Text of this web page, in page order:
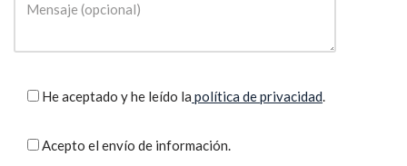
He aceptado y he leído la política de privacidad.
Acepto el envío de información.